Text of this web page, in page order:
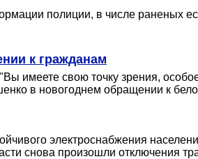
полиции, в числе раненых
к гражданам
имеете свою точку зрения,
в новогоднем обращении к
электроснабжения
снова произошли отключения